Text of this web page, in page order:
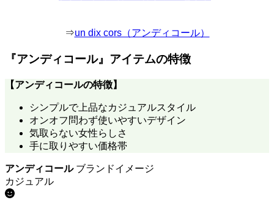
⇒un dix cors（アンディコール）
『アンディコール』アイテムの特徴
【アンディコールの特徴】
シンプルで上品なカジュアルスタイル
オンオフ問わず使いやすいデザイン
気取らない女性らしさ
手に取りやすい価格帯
アンディコールブランドイメージ
カジュアル